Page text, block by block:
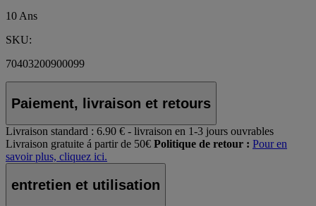
10 Ans
SKU:
70403200900099
Paiement, livraison et retours
Livraison standard : 6.90 € - livraison en 1-3 jours ouvrables
Livraison gratuite á partir de 50€ Politique de retour : Pour en
savoir plus, cliquez ici.
entretien et utilisation